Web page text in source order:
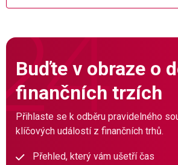
Buďte v obraze o
finančních trzích
Přihlaste se k odběru pravidelného
klíčových událostí z finančních trhů.
Přehled, který vám ušetří čas